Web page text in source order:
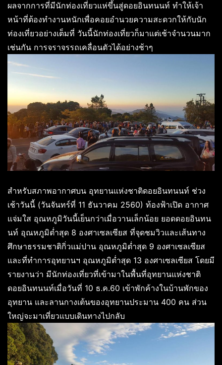
ผลจากการที่มีนักท่องเที่ยวแห่ขึ้นสู่ดอยอินทนนท์ ทำให้เจ้า
หน้าที่ต้องทำงานหนักเพื่อคอยอำนวยความสะดวกให้กับนัก
ท่องเที่ยวอย่างเต็มที่ วันนี้นักท่องเที่ยวก็มาแต่เช้าจำนวนมาก
เช่นกัน การจราจรรถเคลื่อนตัวได้อย่างช้าๆ
สำหรับสภาพอากาศบน อุทยานแห่งชาติดอยอินทนนท์ ช่วง
เช้าวันนี้ (วันจันทร์ที่ 11 ธันวาคม 2560) ท้องฟ้าเปิด อากาศ
แจ่มใส อุณหภูมิวันนี้เย็นกว่าเมื่อวานเล็กน้อย ยอดดอยอินทน
นท์ อุณหภูมิต่ำสุด 8 องศาเซลเซียส ที่จุดชมวิวและเส้นทาง
ศึกษาธรรมชาติกิ่วแม่ปาน อุณหภูมิต่ำสุด 9 องศาเซลเซียส
และที่ทำการอุทยานฯ อุณหภูมิต่ำสุด 13 องศาเซลเซียส โดยมี
รายงานว่า มีนักท่องเที่ยวที่เข้ามาในพื้นที่อุทยานแห่งชาติ
ดอยอินทนนท์เมื่อวันที่ 10 ธ.ค.60 เข้าพักค้างในบ้านพักของ
อุทยาน และลานกางเต้นของอุทยานประมาน 400 คน ส่วน
ใหญ่จะมาเที่ยวแบบเดินทางไปกลับ